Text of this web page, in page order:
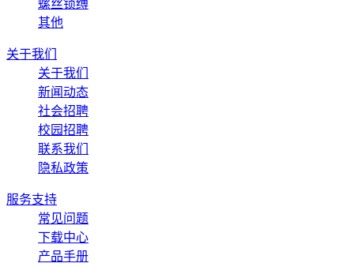
螺丝锁缚
其他
关于我们
关于我们
新闻动态
社会招聘
校园招聘
联系我们
隐私政策
服务支持
常见问题
下载中心
产品手册